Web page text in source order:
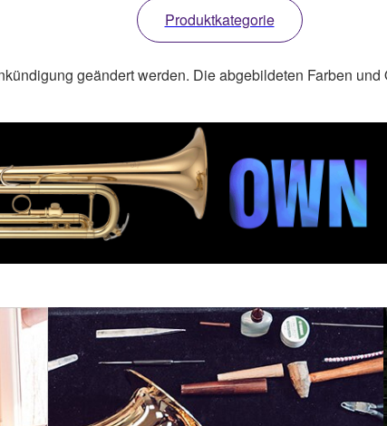
Produktkategorie
geändert werden. Die abgebildeten Farben